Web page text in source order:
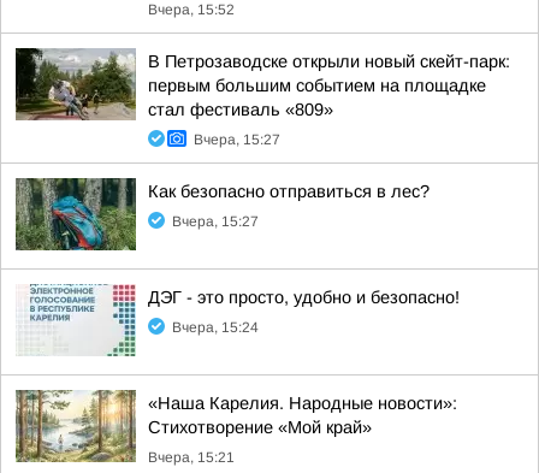
Вчера, 15:52
В Петрозаводске открыли новый скейт-парк:
первым большим событием на площадке
стал фестиваль «809»
Вчера, 15:27
Как безопасно отправиться в лес?
Вчера, 15:27
ДЭГ - это просто, удобно и безопасно!
Вчера, 15:24
«Наша Карелия. Народные новости»:
Стихотворение «Мой край»
Вчера, 15:21